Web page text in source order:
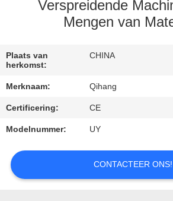
VERZOEK
OM
CITAAT
NIEUWS
Verspreidende
Mengen van
Plaats van
herkomst:
CHINA
Merknaam: Qihang
Certificering: CE
Modelnummer: UY
CONTACTEER ONS!